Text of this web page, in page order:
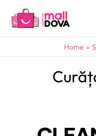
Home